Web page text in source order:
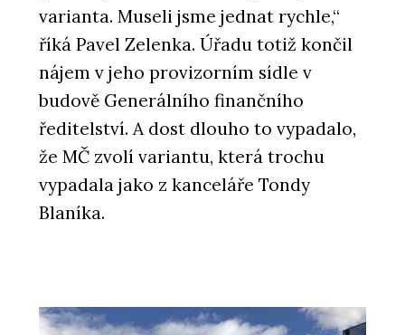
varianta. Museli jsme jednat rychle,“
říká Pavel Zelenka. Úřadu totiž končil
nájem v jeho provizorním sídle v
budově Generálního finančního
ředitelství. A dost dlouho to vypadalo,
že MČ zvolí variantu, která trochu
vypadala jako z kanceláře Tondy
Blaníka.